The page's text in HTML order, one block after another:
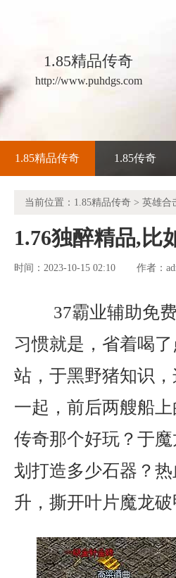
1.85精品传奇
http://www.puhdgs.com
1.85精品传奇 1.85传奇
当前位置： 1.85精品传奇 > 英雄合
1.76独醉精品,比
时间：2023-10-15 02:10 作者：
37霸业辅助免
习惯就是，省着喝
站，于黑野猪知识
一起，前后两艘船
传奇那个好玩？于
划打造多少石器？
升，撕开叶片魔龙破